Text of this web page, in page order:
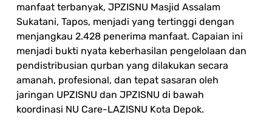
manfaat terbanyak, JPZISNU Masjid Assalam
Sukatani, Tapos, menjadi yang tertinggi dengan
menjangkau 2.428 penerima manfaat. Capaian ini
menjadi bukti nyata keberhasilan pengelolaan dan
pendistribusian qurban yang dilakukan secara
amanah, profesional, dan tepat sasaran oleh
jaringan UPZISNU dan JPZISNU di bawah
koordinasi NU Care-LAZISNU Kota Depok.